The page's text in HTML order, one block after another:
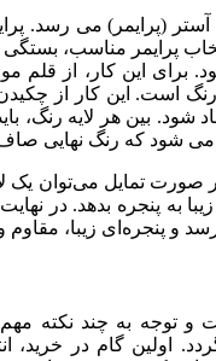
(پرایمر) می رسد.
پرایمر مناسب،
این کار، از قلم
است. این کار از
شود. بین هر لایه
می شود که رنگ نهایی
تمایل می‌توان یک
به پنجره بدهد. در
و پنجره‌ای زیبا،
و توجه به چند نکته
اولین گام در خرید،